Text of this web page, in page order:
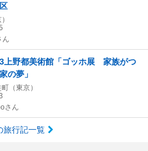
ん
上野都美術館「ゴッホ展 家族がつ
の夢」
（東京）
さん
旅行記一覧